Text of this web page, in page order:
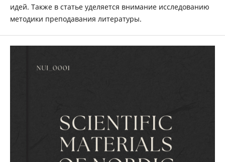
идей. Также в статье уделяется внимание исследованию
методики преподавания литературы.